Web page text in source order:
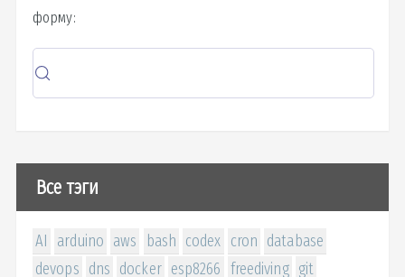
форму:
Все тэги
AI arduino aws bash codex cron database
devops dns docker esp8266 freediving git